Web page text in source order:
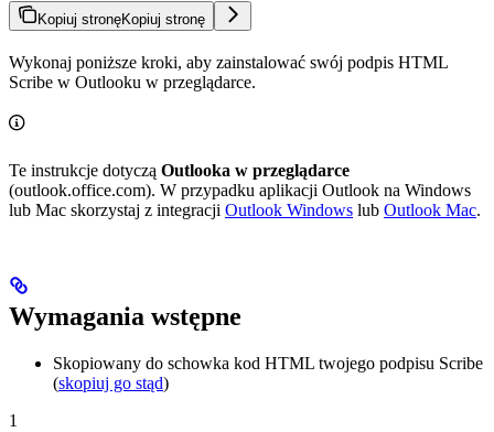
Kopiuj stronęKopiuj stronę
Wykonaj poniższe kroki, aby zainstalować swój podpis HTML
Scribe w Outlooku w przeglądarce.
Te instrukcje dotyczą Outlooka w przeglądarce
(outlook.office.com). W przypadku aplikacji Outlook na Windows
lub Mac skorzystaj z integracji Outlook Windows lub Outlook Mac.
Wymagania wstępne
Skopiowany do schowka kod HTML twojego podpisu Scribe
(skopiuj go stąd)
1